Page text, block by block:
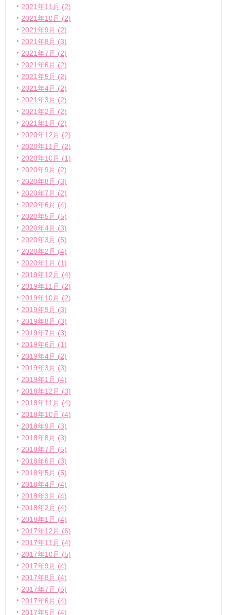
2021年11月 (2)
2021年10月 (2)
2021年9月 (2)
2021年8月 (3)
2021年7月 (2)
2021年6月 (2)
2021年5月 (2)
2021年4月 (2)
2021年3月 (2)
2021年2月 (2)
2021年1月 (2)
2020年12月 (2)
2020年11月 (2)
2020年10月 (1)
2020年9月 (2)
2020年8月 (3)
2020年7月 (2)
2020年6月 (4)
2020年5月 (5)
2020年4月 (3)
2020年3月 (5)
2020年2月 (4)
2020年1月 (1)
2019年12月 (4)
2019年11月 (2)
2019年10月 (2)
2019年9月 (3)
2019年8月 (3)
2019年7月 (3)
2019年6月 (1)
2019年4月 (2)
2019年3月 (3)
2019年1月 (4)
2018年12月 (3)
2018年11月 (4)
2018年10月 (4)
2018年9月 (3)
2018年8月 (3)
2018年7月 (5)
2018年6月 (3)
2018年5月 (5)
2018年4月 (4)
2018年3月 (4)
2018年2月 (4)
2018年1月 (4)
2017年12月 (6)
2017年11月 (4)
2017年10月 (5)
2017年9月 (4)
2017年8月 (4)
2017年7月 (5)
2017年6月 (4)
2017年5月 (4)